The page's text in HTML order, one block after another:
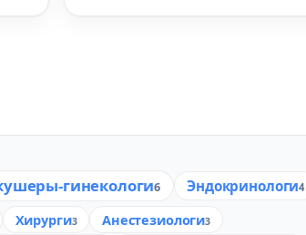
гинекологи6 Эндокринологи4
Хирурги3 Анестезиологи3